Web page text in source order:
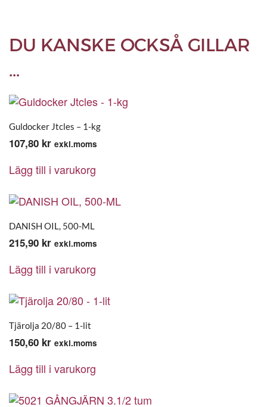
DU KANSKE OCKSÅ GILLAR
…
Guldocker Jtcles – 1-kg
107,80 kr exkl.moms
Lägg till i varukorg
DANISH OIL, 500-ML
215,90 kr exkl.moms
Lägg till i varukorg
Tjärolja 20/80 – 1-lit
150,60 kr exkl.moms
Lägg till i varukorg